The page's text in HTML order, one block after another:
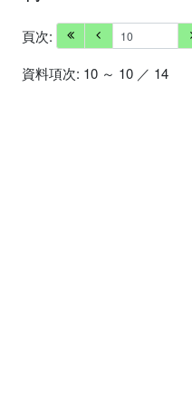
頁次:
資料項次: 10 ～ 10 ／ 14